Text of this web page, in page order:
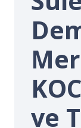
ve